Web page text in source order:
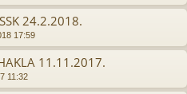
24.2.2018.
17:59
11.11.2017.
11:32